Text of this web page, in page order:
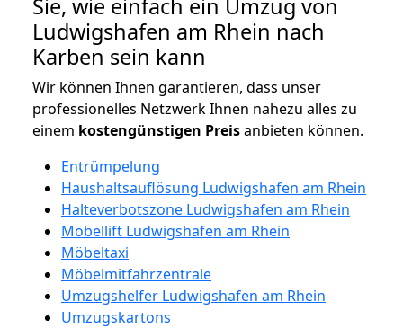
Sie, wie einfach ein Umzug von
Ludwigshafen am Rhein nach
Karben sein kann
Wir können Ihnen garantieren, dass unser
professionelles Netzwerk Ihnen nahezu alles zu
einem kostengünstigen Preisanbieten können.
Entrümpelung
Haushaltsauflösung Ludwigshafen am Rhein
Halteverbotszone Ludwigshafen am Rhein
Möbellift Ludwigshafen am Rhein
Möbeltaxi
Möbelmitfahrzentrale
Umzugshelfer Ludwigshafen am Rhein
Umzugskartons